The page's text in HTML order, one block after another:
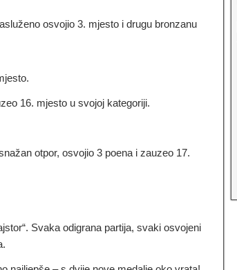
osvojio 3. mjesto i drugu bronzanu
16. mjesto u svojoj kategoriji.
otpor, osvojio 3 poena i zauzeo 17.
Svaka odigrana partija, svaki osvojeni